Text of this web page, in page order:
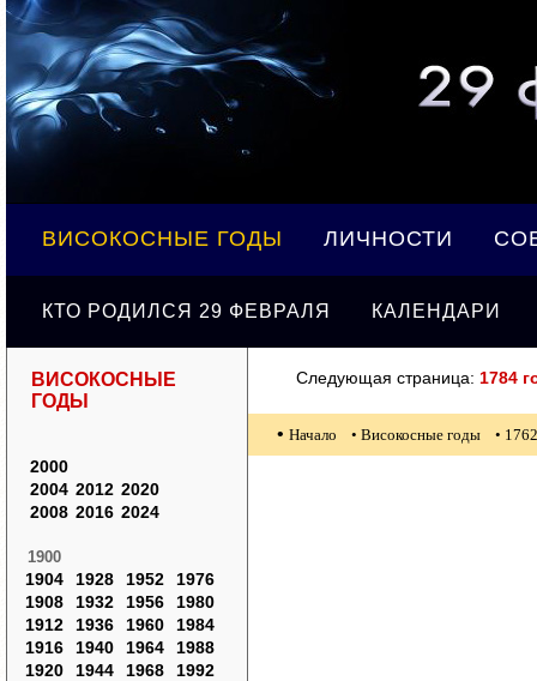
ВИСОКОСНЫЕ ГОДЫ ЛИЧНОСТИ
КТО РОДИЛСЯ 29 ФЕВРАЛЯ КАЛЕНДАРИ
ВИСОКОСНЫЕ
ГОДЫ
2000
2004
2008
2012
2016
2020
2024
1900
1904
1908
1912
1916
1920
1928
1932
1936
1940
1944
1952
1956
1960
1964
1968
1976
1980
1984
1988
1992
Следующая страница: 1784
• Начало • Високосные годы •